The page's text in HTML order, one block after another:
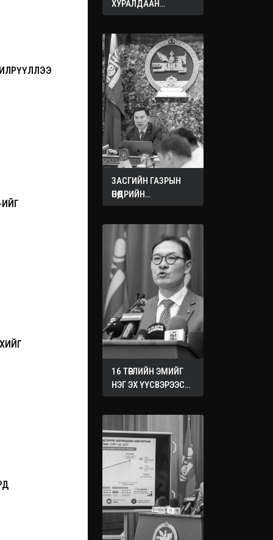
ХУРАЛДААН
ЭХЭЛЛЭЭ
ЗАСГИЙН ГАЗРЫН
ӨНӨӨДРИЙН
ХУРАЛДААНААС
ШИЙДВЭРҮҮД
16 ТӨРЛИЙН ЭМИЙГ
НЭГ ЭХ ҮҮСВЭРЭЭС
ХУДАЛДАН АВАХ